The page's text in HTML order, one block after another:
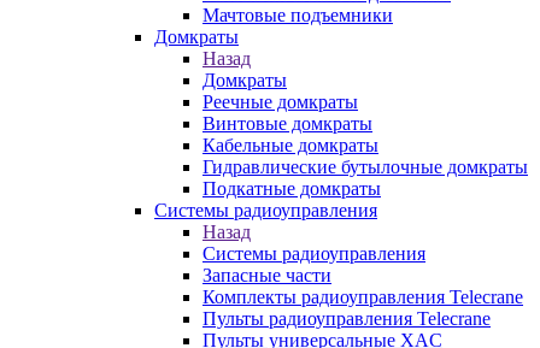
Мачтовые подъемники
Домкраты
Назад
Домкраты
Реечные домкраты
Винтовые домкраты
Кабельные домкраты
Гидравлические бутылочные домкраты
Подкатные домкраты
Системы радиоуправления
Назад
Системы радиоуправления
Запасные части
Комплекты радиоуправления Telecrane
Пульты радиоуправления Telecrane
Пульты универсальные XAC